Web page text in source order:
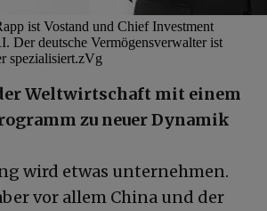
ist Vostand und Chief Investment
Der deutsche Vermögensverwalter ist
spezialisiert.zVg
Weltwirtschaft mit einem
zu neuer Dynamik
wird etwas unternehmen.
vor allem China und der